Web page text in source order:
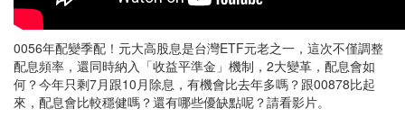
0056年配變季配！元大高股息是台灣ETF元老之一，這次不僅調整
配息頻率，還同時納入「收益平準金」機制，2大變革，配息會如
何？今年只剩7月跟10月除息，有機會比去年多嗎？跟00878比起
來，配息會比較穩健嗎？還有哪些優缺點呢？請看影片。